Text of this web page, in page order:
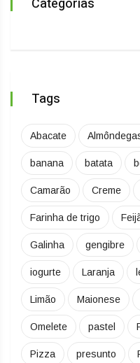
Tags
Abacate
banana batata
Camarão Creme
Farinha de trigo
Galinha gengibre
iogurte Laranja
Limão Maionese
Omelete pastel
Pizza presunto